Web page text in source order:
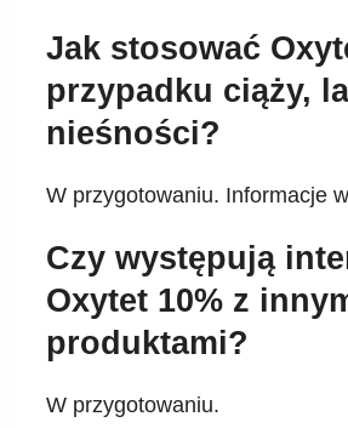
Jak stosować
przypadku ciąży,
nieśności?
W przygotowaniu. Informacje
Czy występują
Oxytet 10% z
produktami?
W przygotowaniu.